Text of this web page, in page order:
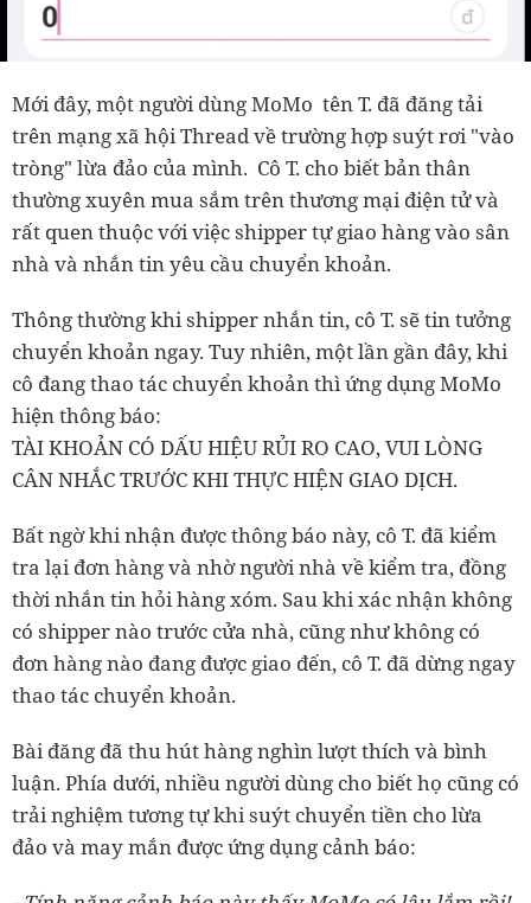
Mới đây, một người dùng MoMo tên T. đã đăng tải
trên mạng xã hội Thread về trường hợp suýt rơi "vào
tròng" lừa đảo của mình. Cô T. cho biết bản thân
thường xuyên mua sắm trên thương mại điện tử và
rất quen thuộc với việc shipper tự giao hàng vào sân
nhà và nhắn tin yêu cầu chuyển khoản.
Thông thường khi shipper nhắn tin, cô T. sẽ tin tưởng
chuyển khoản ngay. Tuy nhiên, một lần gần đây, khi
cô đang thao tác chuyển khoản thì ứng dụng MoMo
hiện thông báo:
TÀI KHOẢN CÓ DẤU HIỆU RỦI RO CAO, VUI LÒNG
CÂN NHẮC TRƯỚC KHI THỰC HIỆN GIAO DỊCH.
Bất ngờ khi nhận được thông báo này, cô T. đã kiểm
tra lại đơn hàng và nhờ người nhà về kiểm tra, đồng
thời nhắn tin hỏi hàng xóm. Sau khi xác nhận không
có shipper nào trước cửa nhà, cũng như không có
đơn hàng nào đang được giao đến, cô T. đã dừng ngay
thao tác chuyển khoản.
Bài đăng đã thu hút hàng nghìn lượt thích và bình
luận. Phía dưới, nhiều người dùng cho biết họ cũng có
trải nghiệm tương tự khi suýt chuyển tiền cho lừa
đảo và may mắn được ứng dụng cảnh báo: